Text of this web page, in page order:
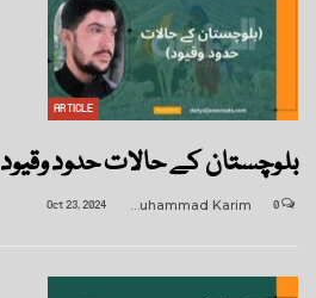
ARTICLE
بلوچستان کے حالات حدود وقیود
Muhammad Karim
Oct 23, 2024